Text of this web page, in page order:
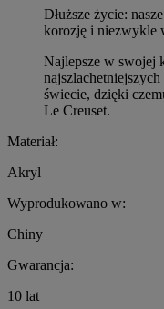
Dłuższe życie:
korozję i niezwykle
Najlepsze w swojej
najszlachetniejszych
świecie, dzięki
Le Creuset.
Materiał:
Akryl
Wyprodukowano w:
Chiny
Gwarancja:
10 lat